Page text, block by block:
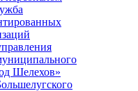
Шелехов»